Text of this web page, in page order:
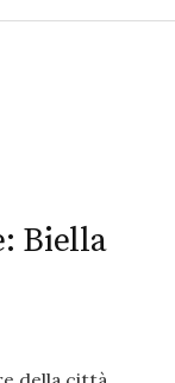
Biella